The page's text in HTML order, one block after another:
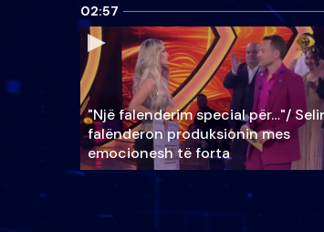
02:57
"Një falenderim special për…"/
falënderon produksionin mes
emocionesh të forta